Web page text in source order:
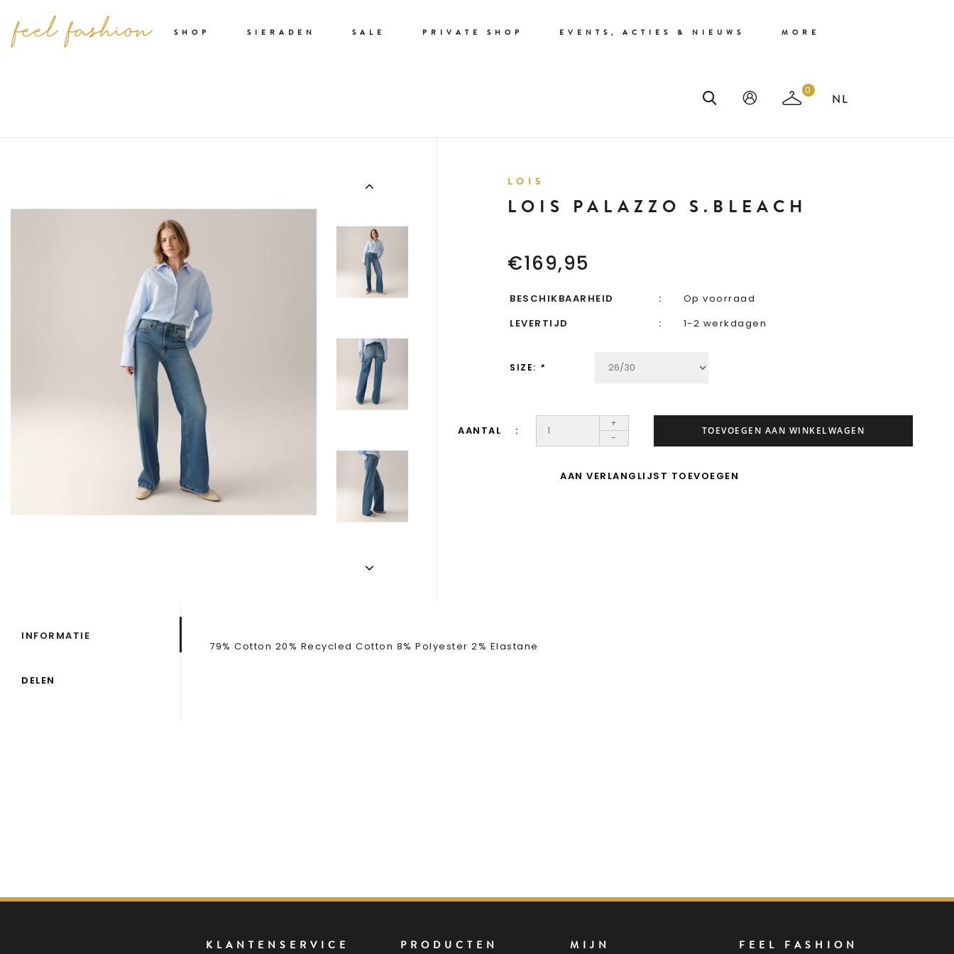
SHOP SIERADEN SALE PRIVATE SHOP EVENTS, ACTIES & NIEUWS MORE
0
LOIS
LOIS PALAZZO S.BLEACH
€169,95
BESCHIKBAARHEID
Op voorraad
LEVERTIJD
1-2 werkdagen
SIZE: *
AANTAL
+
-
TOEVOEGEN AAN WINKELWAGEN
AAN VERLANGLIJST TOEVOEGEN
INFORMATIE
DELEN
79% Cotton 20% Recycled Cotton 8% Polyester 2% Elastane
KLANTENSERVICE PRODUCTEN MIJN FEEL FASHION